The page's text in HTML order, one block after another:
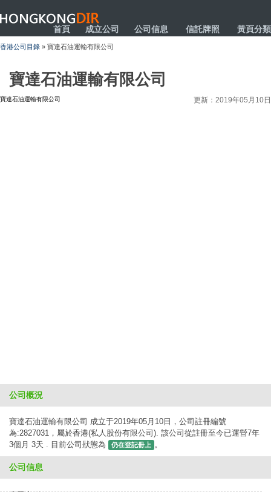
HONGKONGDIR
首頁 成立公司 公司信息 信託牌照 黃頁分類
香港公司目錄 » 寶達石油運輸有限公司
寶達石油運輸有限公司
寶達石油運輸有限公司 更新：2019年05月10日
公司概況
寶達石油運輸有限公司 成立于2019年05月10日，公司註冊編號
為:2827031，屬於香港(私人股份有限公司). 該公司從註冊至今已運營7年
3個月 3天 . 目前公司狀態為
仍在登記冊上 。
公司信息